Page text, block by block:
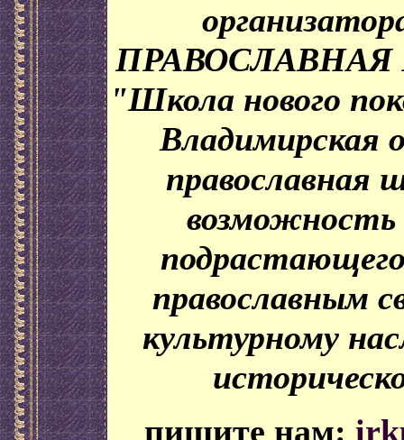
"Школа нового
Владимирская
православная
возможность
православным
культурному
пишите нам: